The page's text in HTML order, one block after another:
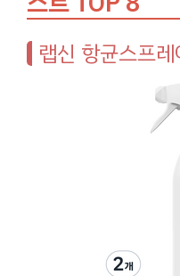
랩신 항균스프